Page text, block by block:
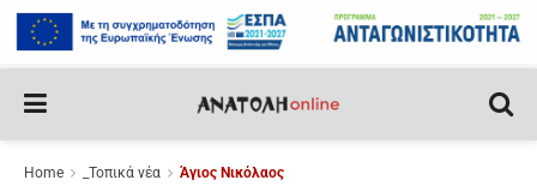
Home _Τοπικά νέα Άγιος Νικόλαος